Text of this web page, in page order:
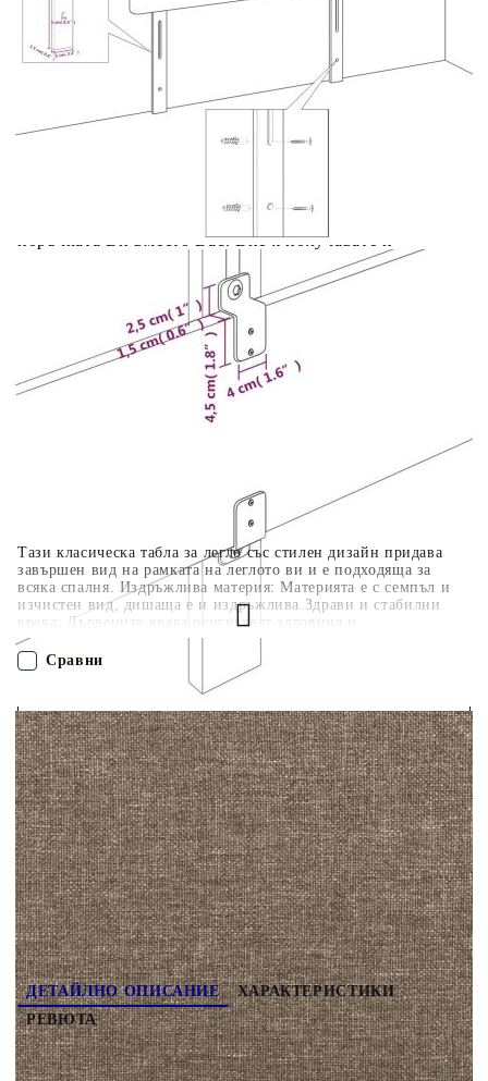
Тази класическа табла за легло със стилен дизайн придава
завършен вид на рамката на леглото ви и е подходяща за
всяка спалня. Издръжлива материя: Материята е с семпъл и
изчистен вид, дишаща е и издръжлива.Здрави и стабилни
крака: Дървените крака осигуряват здравина и
стабилност.Регулируема височина: Таблата за легло се
регулира по височина според вашите предпочитания.Отлична
опора: Таблата за легло ви осигурява отлична опора за гърба,
докато седите в леглото, за да четете или гледате телевизия.
Забележка:Доставката включва само таблата за легло. Рамката
за легло и матракът не са включени. Можете да проверите
нашия магазин за съответстващите рамки и матраци.Всеки
продукт се предлага с ръководство за монтаж в кутията за
лесен монтаж.
Предоставената таблица е с информационна цел.
Добавете продукта в количката си с бутона "Добави в
количката" и при поръчка ще можете да изберете броя
Предоставената таблица е с информационна цел.
Добавете продукта в количката си с бутона "Добави в
поръчката Ви вместо Вас. Вие я получавате и
разполагате с три начина да я платите към тях:
Отложено до 30 дни от момента на изпращане на
поръчката без оскъпяване. За покупки на стойност до
400 лв. / €204,52
Плащане на 4 вноски. Заплащате 20% от стойността на
поръчката си на момента с карта. Останалата сума се
разделя на 3 равни месечни вноски без оскъпяване. За
покупки на стойност до 1000 лв. / €511.31
Плащане на 6 вноски. Стойността на поръчката се
ПОРЪЧАЙ БЕЗ РЕГИСТРАЦИЯ
Наш представител ще се свърже с Вас в рамките на работния ден!
3116768 17.500 кг
Оцени продукта
Сравни
ДЕТАЙЛНО ОПИСАНИЕ
ХАРАКТЕРИСТИКИ
РЕВЮТА
Тази класическа табла за легло със стилен